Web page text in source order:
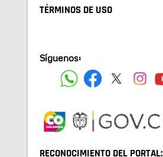
TÉRMINOS DE USO
Síguenos:
RECONOCIMIENTO DEL PORTAL: